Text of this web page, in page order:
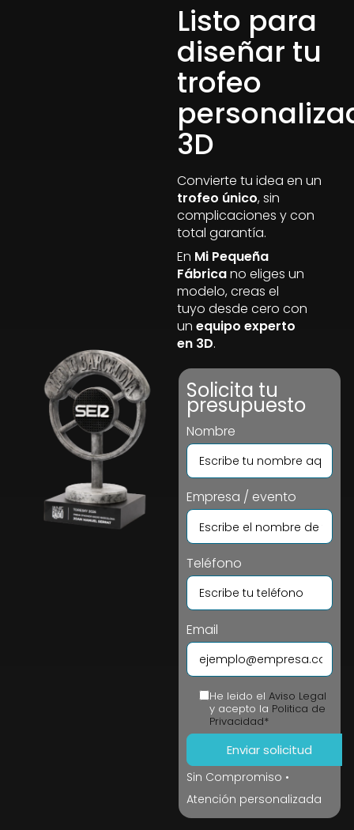
Listo para
diseñar tu
trofeo
3D
Convierte tu idea en un
trofeo único, sin
complicaciones y con
total garantía.
En Mi Pequeña
Fábricano eliges un
modelo, creas el
tuyo desde cero con
un equipo experto
en 3D.
Solicita tu
presupuesto
Nombre
Empresa / evento
Teléfono
Email
He leido el Aviso Legal
y acepto la Politica de
Privacidad*
Sin Compromiso •
Atención personalizada